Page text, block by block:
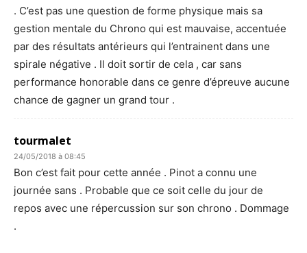
. C’est pas une question de forme physique mais sa
gestion mentale du Chrono qui est mauvaise, accentuée
par des résultats antérieurs qui l’entrainent dans une
spirale négative . Il doit sortir de cela , car sans
performance honorable dans ce genre d’épreuve aucune
chance de gagner un grand tour .
tourmalet
24/05/2018 à 08:45
Bon c’est fait pour cette année . Pinot a connu une
journée sans . Probable que ce soit celle du jour de
repos avec une répercussion sur son chrono . Dommage
.